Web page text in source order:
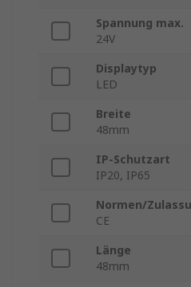
Spannung max.
24V
Displaytyp
LED
Breite
48mm
IP-Schutzart
IP20, IP65
Normen/
CE
Länge
48mm